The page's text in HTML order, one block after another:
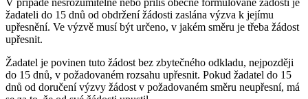
V případě nesrozumitelné nebo příliš obecně formulované žádosti je
žadateli do 15 dnů od obdržení žádosti zaslána výzva k jejímu
upřesnění. Ve výzvě musí být určeno, v jakém směru je třeba žádost
upřesnit.
Žadatel je povinen tuto žádost bez zbytečného odkladu, nejpozději
do 15 dnů, v požadovaném rozsahu upřesnit. Pokud žadatel do 15
dnů od doručení výzvy žádost v požadovaném směru neupřesní, má